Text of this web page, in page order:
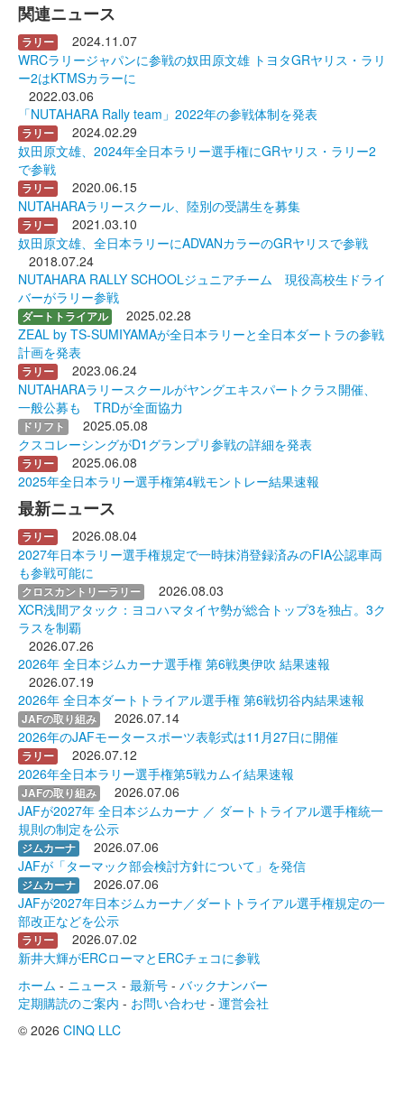
関連ニュース
ラリー
2024.11.07
WRCラリージャパンに参戦の奴田原文雄 トヨタGRヤリス・ラリ
ー2はKTMSカラーに
2022.03.06
「NUTAHARA Rally team」2022年の参戦体制を発表
ラリー
2024.02.29
奴田原文雄、2024年全日本ラリー選手権にGRヤリス・ラリー2
で参戦
ラリー
2020.06.15
NUTAHARAラリースクール、陸別の受講生を募集
ラリー
2021.03.10
奴田原文雄、全日本ラリーにADVANカラーのGRヤリスで参戦
2018.07.24
NUTAHARA RALLY SCHOOLジュニアチーム 現役高校生ドライ
バーがラリー参戦
ダートトライアル
2025.02.28
ZEAL by TS-SUMIYAMAが全日本ラリーと全日本ダートラの参戦
計画を発表
ラリー
2023.06.24
NUTAHARAラリースクールがヤングエキスパートクラス開催、
一般公募も TRDが全面協力
ドリフト
2025.05.08
クスコレーシングがD1グランプリ参戦の詳細を発表
ラリー
2025.06.08
2025年全日本ラリー選手権第4戦モントレー結果速報
最新ニュース
ラリー
2026.08.04
2027年日本ラリー選手権規定で一時抹消登録済みのFIA公認車両
も参戦可能に
クロスカントリーラリー
2026.08.03
XCR浅間アタック：ヨコハマタイヤ勢が総合トップ3を独占。3ク
ラスを制覇
2026.07.26
2026年 全日本ジムカーナ選手権 第6戦奥伊吹 結果速報
2026.07.19
2026年 全日本ダートトライアル選手権 第6戦切谷内結果速報
JAFの取り組み
2026.07.14
2026年のJAFモータースポーツ表彰式は11月27日に開催
ラリー
2026.07.12
2026年全日本ラリー選手権第5戦カムイ結果速報
JAFの取り組み
2026.07.06
JAFが2027年 全日本ジムカーナ ／ ダートトライアル選手権統一
規則の制定を公示
ジムカーナ
2026.07.06
JAFが「ターマック部会検討方針について」を発信
ジムカーナ
2026.07.06
JAFが2027年日本ジムカーナ／ダートトライアル選手権規定の一
部改正などを公示
ラリー
2026.07.02
新井大輝がERCローマとERCチェコに参戦
ホーム - ニュース - 最新号 - バックナンバー
定期購読のご案内 - お問い合わせ - 運営会社
© 2026 CINQ LLC